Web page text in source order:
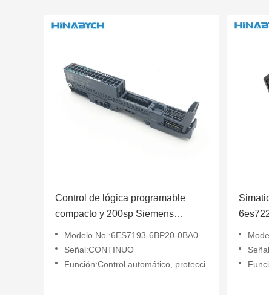
Control de lógica programable
compacto y 200sp Siemens
Modelo No.:6ES7193-6BP20-0BA0
Señal:CONTINUO
Función:Control automático, protección, monitoreo
22X